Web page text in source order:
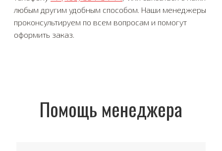
любым другим удобным способом. Наши менеджеры
проконсультируем по всем вопросам и помогут
оформить заказ.
Помощь менеджера